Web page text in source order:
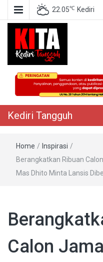
22.05℃ Kediri
Kediri
Berita Akurat Terpercaya
Kediri Tangguh
Home / Inspirasi /
Berangkatkan Ribuan
Mas Dhito Minta Lansis
Calon